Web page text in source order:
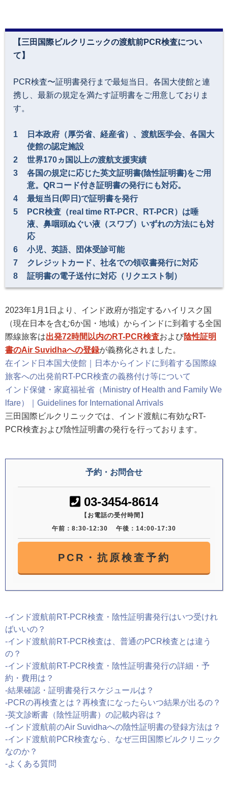
【三田国際ビルクリニックの渡航前PCR検査につい
て】
PCR検査〜証明書発行まで最短当日。各国大使館と連
携し、最新の規定を満たす証明書をご用意しておりま
す。
日本政府（厚労省、経産省）、渡航医学会、各国大
使館の認定施設
世界170ヵ国以上の渡航支援実績
各国の規定に応じた英文証明書(陰性証明書)をご用
意。QRコード付き証明書の発行にも対応。
最短当日(即日)で証明書を発行
PCR検査（real time RT-PCR、RT-PCR）は唾
液、鼻咽頭ぬぐい液（スワブ）いずれの方法にも対
応
小児、英語、団体受診可能
クレジットカード、社名での領収書発行に対応
証明書の電子送付に対応（リクエスト制）
2023年1月1日より、インド政府が指定するハイリスク国
（現在日本を含む6か国・地域）からインドに到着する全国
際線旅客は出発72時間以内のRT-PCR検査および陰性証明
書のAir Suvidhaへの登録が義務化されました。
在インド日本国大使館｜日本からインドに到着する国際線
旅客への出発前RT-PCR検査の義務付け等について
インド保健・家庭福祉省（Ministry of Health and Family We
lfare）｜Guidelines for International Arrivals
三田国際ビルクリニックでは、インド渡航に有効なRT-
PCR検査および陰性証明書の発行を行っております。
予約・お問合せ
03-3454-8614
【お電話の受付時間】
午前：8:30-12:30
午後：14:00-17:30
PCR・抗原検査予約
-インド渡航前RT-PCR検査・陰性証明書発行はいつ受けれ
ばいいの？
-インド渡航前RT-PCR検査は、普通のPCR検査とは違う
の？
-インド渡航前RT-PCR検査・陰性証明書発行の詳細・予
約・費用は？
-結果確認・証明書発行スケジュールは？
-PCRの再検査とは？再検査になったらいつ結果が出るの？
-英文診断書（陰性証明書）の記載内容は？
-インド渡航前のAir Suvidhaへの陰性証明書の登録方法は？
-インド渡航前PCR検査なら、なぜ三田国際ビルクリニック
なのか？
-よくある質問